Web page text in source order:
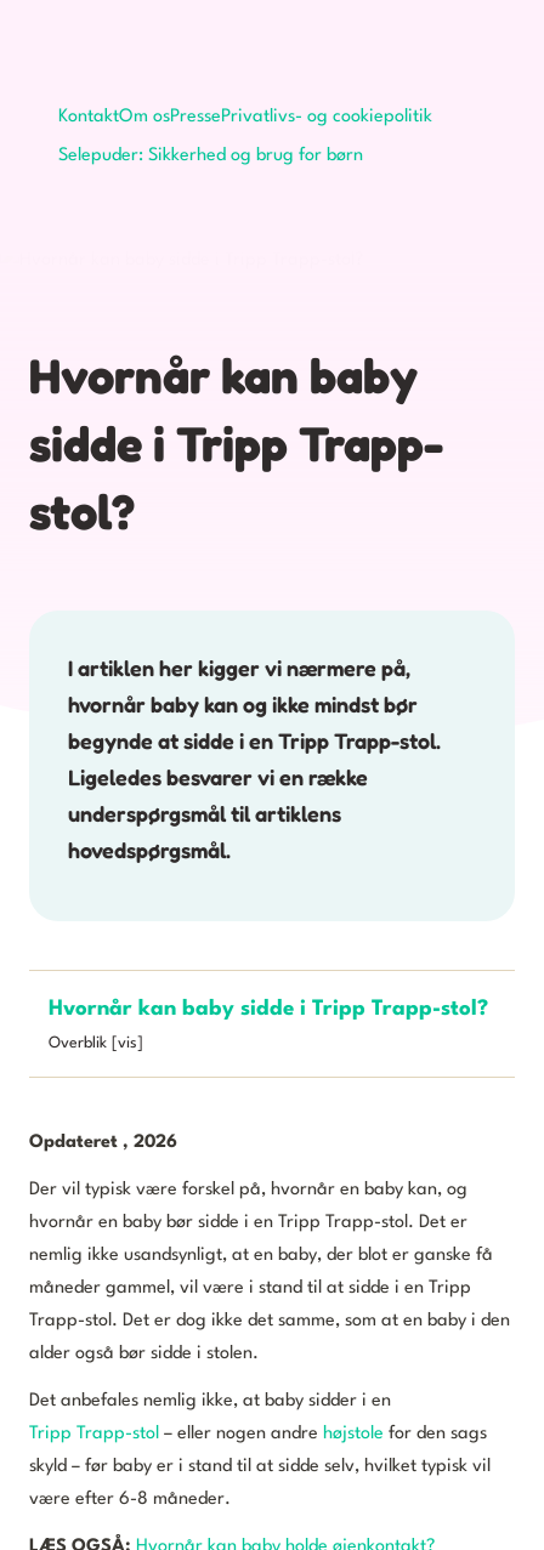
KontaktOm osPressePrivatlivs- og cookiepolitik
Selepuder: Sikkerhed og brug for børn
Hvornår kan baby
sidde i Tripp Trapp-
stol?
I artiklen her kigger vi nærmere på,
hvornår baby kan og ikke mindst bør
begynde at sidde i en Tripp Trapp-stol.
Ligeledes besvarer vi en række
underspørgsmål til artiklens
hovedspørgsmål.
Hvornår kan baby sidde i Tripp Trapp-stol?
Overblik [vis]
Opdateret , 2026
Der vil typisk være forskel på, hvornår en baby kan, og
hvornår en baby bør sidde i en Tripp Trapp-stol. Det er
nemlig ikke usandsynligt, at en baby, der blot er ganske få
måneder gammel, vil være i stand til at sidde i en Tripp
Trapp-stol. Det er dog ikke det samme, som at en baby i den
alder også bør sidde i stolen.
Det anbefales nemlig ikke, at baby sidder i en
Tripp Trapp-stol – eller nogen andre højstole for den sags
skyld – før baby er i stand til at sidde selv, hvilket typisk vil
være efter 6-8 måneder.